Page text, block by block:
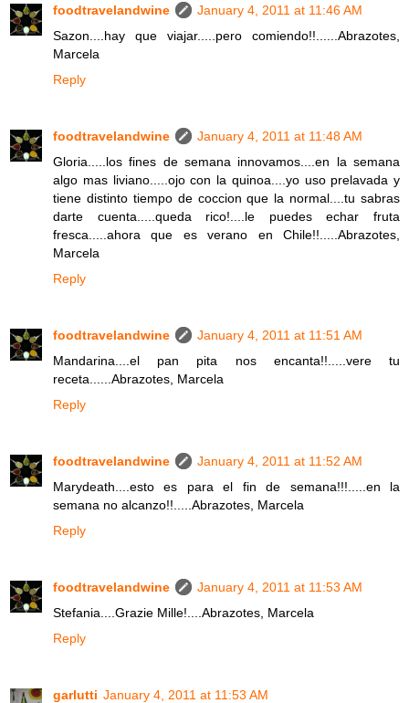
foodtravelandwine
January 4, 2011 at 11:46 AM
Sazon....hay que viajar.....pero comiendo!!......Abrazotes,
Marcela
Reply
foodtravelandwine
January 4, 2011 at 11:48 AM
Gloria.....los fines de semana innovamos....en la semana
algo mas liviano.....ojo con la quinoa....yo uso prelavada y
tiene distinto tiempo de coccion que la normal....tu sabras
darte cuenta.....queda rico!....le puedes echar fruta
fresca.....ahora que es verano en Chile!!.....Abrazotes,
Marcela
Reply
foodtravelandwine
January 4, 2011 at 11:51 AM
Mandarina....el pan pita nos encanta!!.....vere tu
receta......Abrazotes, Marcela
Reply
foodtravelandwine
January 4, 2011 at 11:52 AM
Marydeath....esto es para el fin de semana!!!.....en la
semana no alcanzo!!.....Abrazotes, Marcela
Reply
foodtravelandwine
January 4, 2011 at 11:53 AM
Stefania....Grazie Mille!....Abrazotes, Marcela
Reply
garlutti January 4, 2011 at 11:53 AM